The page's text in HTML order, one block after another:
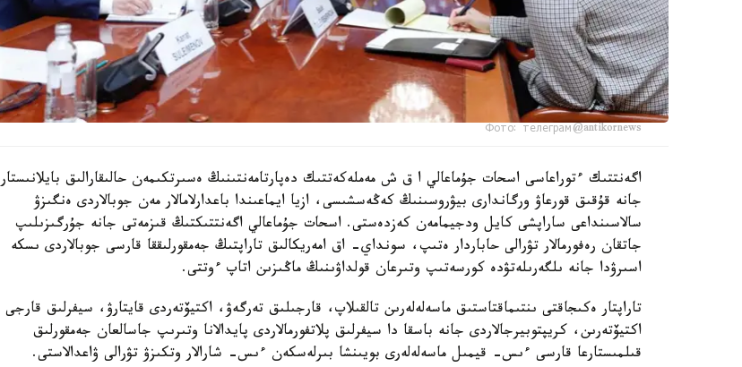
Фото: телеграм@antikornews
اگەنتتىك ءتوراعاسى اسحات جۇماعالي ا ق ش مەملەكەتتىك دەپارتامەنتىنىڭ ەسىرتكىمەن حالىقارالىق بايلانىستار
جانە قۇقىق قورعاۋ ورگاندارى بيۋروسىنىڭ كەڭەسشىسى، ازيا ايماعىندا باعدارلامالار مەن جوبالاردى ەنگىزۋ
سالاسىنداعى ساراپشى كايل ودجيمامەن كەزدەستى. اسحات جۇماعالي اگەنتتىكتىڭ قىزمەتى جانە جۇرگىزىلىپ
جاتقان رەفورمالار تۋرالى حاباردار ەتىپ، سونداي- اق امەريكالىق تاراپتىڭ جەمقورلىققا قارسى جوبالاردى ىسكە
اسىرۋدا جانە ىلگەرىلەتۋدە كورسەتىپ وتىرعان قولداۋىنىڭ ماڭىزىن اتاپ ءوتتى.
تاراپتار ەكىجاقتى ىنتىماقتاستىق ماسەلەلەرىن تالقىلاپ، قارجىلىق تەرگەۋ، اكتيۆتەردى قايتارۋ، سيفرلىق قارجى
اكتيۆتەرىن، كريپتوبيرجالاردى جانە باسقا دا سيفرلىق پلاتفورمالاردى پايدالانا وتىرىپ جاسالعان جەمقورلىق
قىلمىستارعا قارسى ءىس- قيمىل ماسەلەلەرى بويىنشا بىرلەسكەن ءىس- شارالار وتكىزۋ تۋرالى ۋاعدالاستى.